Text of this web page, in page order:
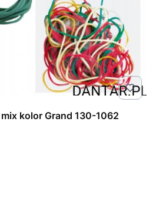
kolor Grand 130-1062